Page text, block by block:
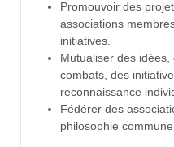
Promouvoir des
associations
initiatives.
Mutualiser des
combats, des
reconnaissance
Fédérer des
philosophie commune